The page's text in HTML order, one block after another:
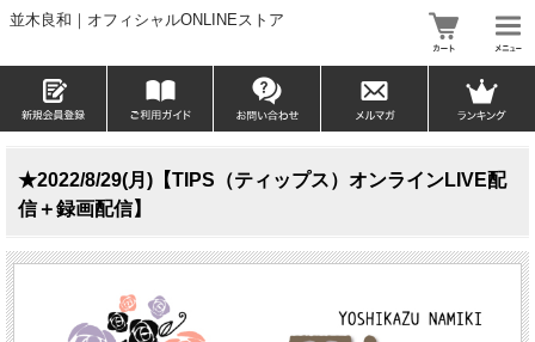
並木良和｜オフィシャルONLINEストア
★2022/8/29(月)【TIPS（ティップス）オンラインLIVE配
信＋録画配信】